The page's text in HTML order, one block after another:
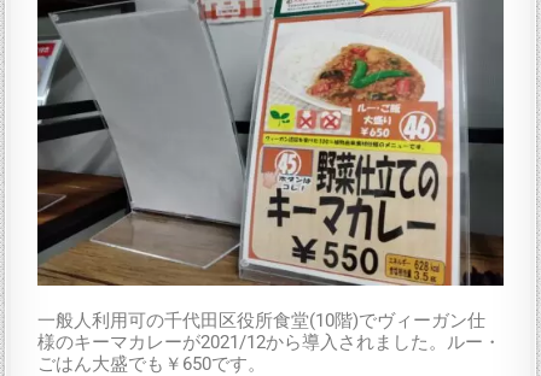
一般人利用可の千代田区役所食堂(10階)でヴィーガン仕
様のキーマカレーが2021/12から導入されました。ルー・
ごはん大盛でも￥650です。